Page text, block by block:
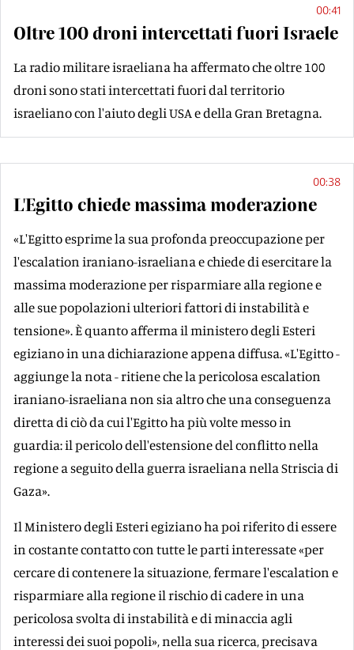
00:41
Oltre 100 droni intercettati fuori Israele
La radio militare israeliana ha affermato che oltre 100
droni sono stati intercettati fuori dal territorio
israeliano con l'aiuto degli USA e della Gran Bretagna.
00:38
L'Egitto chiede massima moderazione
«L'Egitto esprime la sua profonda preoccupazione per
l'escalation iraniano-israeliana e chiede di esercitare la
massima moderazione per risparmiare alla regione e
alle sue popolazioni ulteriori fattori di instabilità e
tensione». È quanto afferma il ministero degli Esteri
egiziano in una dichiarazione appena diffusa. «L'Egitto -
aggiunge la nota - ritiene che la pericolosa escalation
iraniano-israeliana non sia altro che una conseguenza
diretta di ciò da cui l'Egitto ha più volte messo in
guardia: il pericolo dell'estensione del conflitto nella
regione a seguito della guerra israeliana nella Striscia di
Gaza».
Il Ministero degli Esteri egiziano ha poi riferito di essere
in costante contatto con tutte le parti interessate «per
cercare di contenere la situazione, fermare l'escalation e
risparmiare alla regione il rischio di cadere in una
pericolosa svolta di instabilità e di minaccia agli
interessi dei suoi popoli», nella sua ricerca, precisava